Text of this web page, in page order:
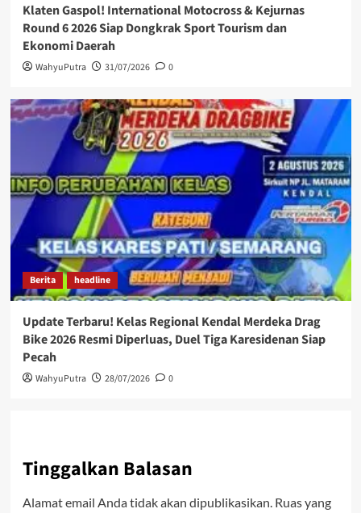
Klaten Gaspol! International Motocross & Kejurnas
Round 6 2026 Siap Dongkrak Sport Tourism dan
Ekonomi Daerah
WahyuPutra 31/07/2026 0
Berita headline
Update Terbaru! Kelas Regional Kendal Merdeka Drag
Bike 2026 Resmi Diperluas, Duel Tiga Karesidenan Siap
Pecah
WahyuPutra 28/07/2026 0
Tinggalkan Balasan
Alamat email Anda tidak akan dipublikasikan. Ruas yang